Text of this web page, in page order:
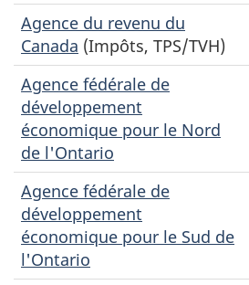
Agence du revenu du
Canada (Impôts, TPS/TVH)
Agence fédérale de
développement
économique pour le Nord
de l'Ontario
Agence fédérale de
développement
économique pour le Sud de
l'Ontario